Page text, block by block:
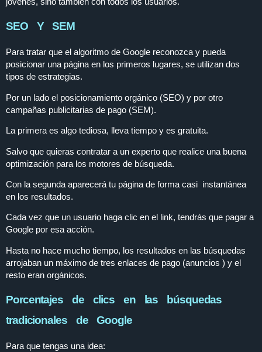
SEO Y SEM
Para tratar que el algoritmo de Google reconozca y pueda
posicionar una página en los primeros lugares, se utilizan dos
tipos de estrategias.
Por un lado el posicionamiento orgánico (SEO) y por otro
campañas publicitarias de pago (SEM).
La primera es algo tediosa, lleva tiempo y es gratuita.
Salvo que quieras contratar a un experto que realice una buena
optimización para los motores de búsqueda.
Con la segunda aparecerá tu página de forma casi instantánea
en los resultados.
Cada vez que un usuario haga clic en el link, tendrás que pagar a
Google por esa acción.
Hasta no hace mucho tiempo, los resultados en las búsquedas
arrojaban un máximo de tres enlaces de pago (anuncios ) y el
resto eran orgánicos.
Porcentajes de clics en las búsquedas
tradicionales de Google
Para que tengas una idea: